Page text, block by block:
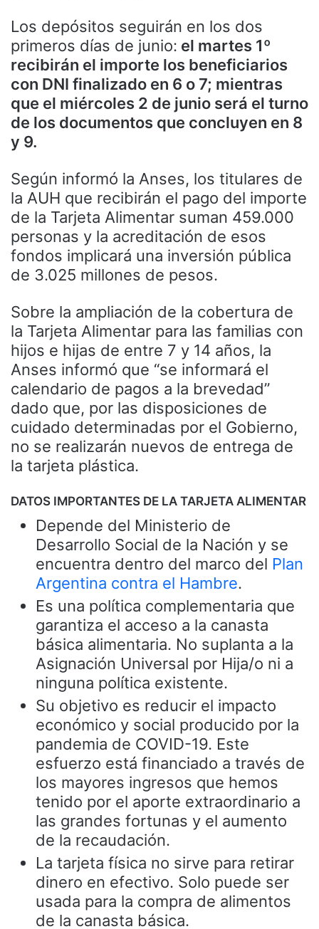
Los depósitos seguirán en los dos
primeros días de junio: el martes 1º
recibirán el importe los beneficiarios
con DNI finalizado en 6 o 7; mientras
que el miércoles 2 de junio será el turno
de los documentos que concluyen en 8
y 9.
Según informó la Anses, los titulares de
la AUH que recibirán el pago del importe
de la Tarjeta Alimentar suman 459.000
personas y la acreditación de esos
fondos implicará una inversión pública
de 3.025 millones de pesos.
Sobre la ampliación de la cobertura de
la Tarjeta Alimentar para las familias con
hijos e hijas de entre 7 y 14 años, la
Anses informó que “se informará el
calendario de pagos a la brevedad”
dado que, por las disposiciones de
cuidado determinadas por el Gobierno,
no se realizarán nuevos de entrega de
la tarjeta plástica.
DATOS IMPORTANTES DE LA TARJETA ALIMENTAR
Depende del Ministerio de
Desarrollo Social de la Nación y se
encuentra dentro del marco del Plan
Argentina contra el Hambre.
Es una política complementaria que
garantiza el acceso a la canasta
básica alimentaria. No suplanta a la
Asignación Universal por Hija/o ni a
ninguna política existente.
Su objetivo es reducir el impacto
económico y social producido por la
pandemia de COVID-19. Este
esfuerzo está financiado a través de
los mayores ingresos que hemos
tenido por el aporte extraordinario a
las grandes fortunas y el aumento
de la recaudación.
La tarjeta física no sirve para retirar
dinero en efectivo. Solo puede ser
usada para la compra de alimentos
de la canasta básica.